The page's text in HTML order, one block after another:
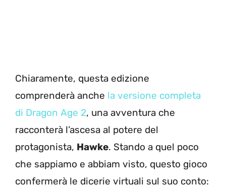
Chiaramente, questa edizione
comprenderà anche la versione completa
di Dragon Age 2, una avventura che
racconterà l’ascesa al potere del
protagonista, Hawke. Stando a quel poco
che sappiamo e abbiam visto, questo gioco
confermerà le dicerie virtuali sul suo conto: